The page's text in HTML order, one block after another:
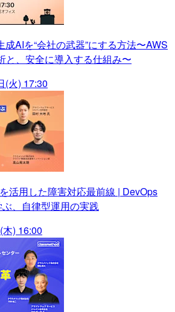
成AIを“会社の武器”にする方法〜AWS
と、安全に導入する仕組み〜
(火) 17:30
活用した障害対応最前線 | DevOps
、自律型運用の実践
) 16:00